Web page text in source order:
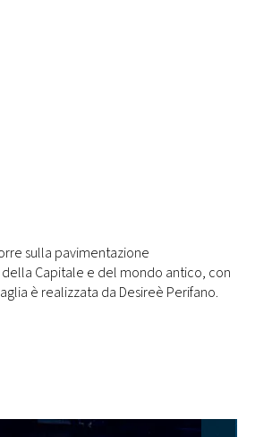
sulla pavimentazione
Capitale e del mondo antico, con
è realizzata da Desireè Perifano.